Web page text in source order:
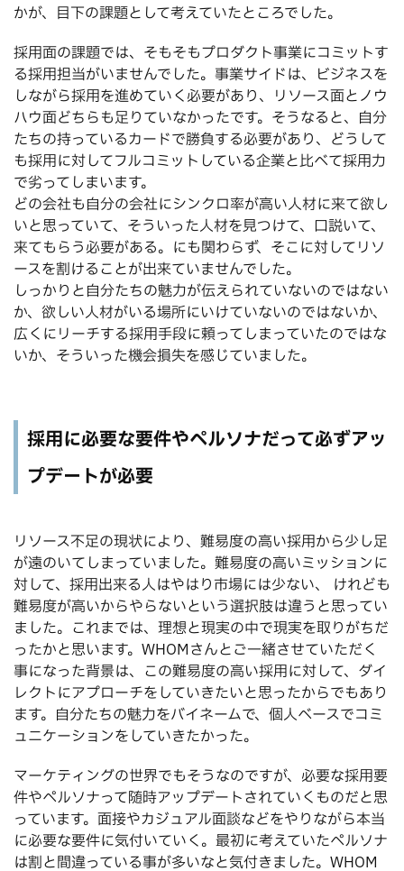
かが、目下の課題として考えていたところでした。
採用面の課題では、そもそもプロダクト事業にコミットす
る採用担当がいませんでした。事業サイドは、ビジネスを
しながら採用を進めていく必要があり、リソース面とノウ
ハウ面どちらも足りていなかったです。そうなると、自分
たちの持っているカードで勝負する必要があり、どうして
も採用に対してフルコミットしている企業と比べて採用力
で劣ってしまいます。
どの会社も自分の会社にシンクロ率が高い人材に来て欲し
いと思っていて、そういった人材を見つけて、口説いて、
来てもらう必要がある。にも関わらず、そこに対してリソ
ースを割けることが出来ていませんでした。
しっかりと自分たちの魅力が伝えられていないのではない
か、欲しい人材がいる場所にいけていないのではないか、
広くにリーチする採用手段に頼ってしまっていたのではな
いか、そういった機会損失を感じていました。
採用に必要な要件やペルソナだって必ずアッ
プデートが必要
リソース不足の現状により、難易度の高い採用から少し足
が遠のいてしまっていました。難易度の高いミッションに
対して、採用出来る人はやはり市場には少ない、 けれども
難易度が高いからやらないという選択肢は違うと思ってい
ました。これまでは、理想と現実の中で現実を取りがちだ
ったかと思います。WHOMさんとご一緒させていただく
事になった背景は、この難易度の高い採用に対して、ダイ
レクトにアプローチをしていきたいと思ったからでもあり
ます。自分たちの魅力をバイネームで、個人ベースでコミ
ュニケーションをしていきたかった。
マーケティングの世界でもそうなのですが、必要な採用要
件やペルソナって随時アップデートされていくものだと思
っています。面接やカジュアル面談などをやりながら本当
に必要な要件に気付いていく。最初に考えていたペルソナ
は割と間違っている事が多いなと気付きました。WHOM